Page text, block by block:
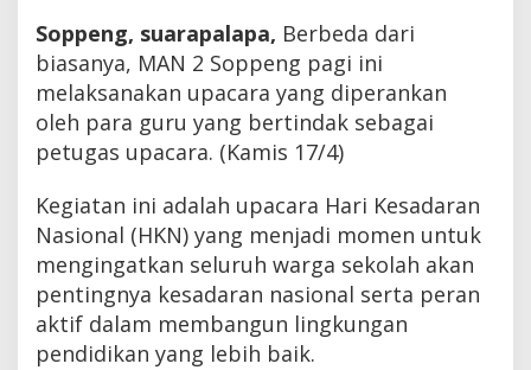
Soppeng, suarapalapa, Berbeda dari
biasanya, MAN 2 Soppeng pagi ini
melaksanakan upacara yang diperankan
oleh para guru yang bertindak sebagai
petugas upacara. (Kamis 17/4)
Kegiatan ini adalah upacara Hari Kesadaran
Nasional (HKN) yang menjadi momen untuk
mengingatkan seluruh warga sekolah akan
pentingnya kesadaran nasional serta peran
aktif dalam membangun lingkungan
pendidikan yang lebih baik.